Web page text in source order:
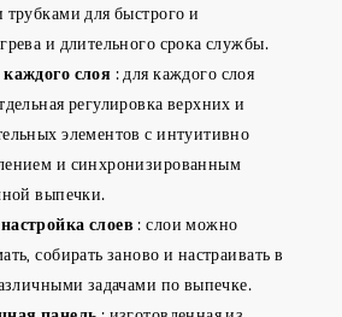
трубками для быстрого и
и длительного срока службы.
слоя : для каждого слоя
регулировка верхних и
элементов с интуитивно
и синхронизированным
выпечки.
слоев : слои можно
собирать заново и настраивать в
задачами по выпечке.